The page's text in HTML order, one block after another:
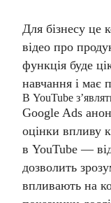
Для бізнесу це
відео про
функція буде
навчання і має
В YouTube
Google Ads
оцінки впливу
в YouTube —
дозволить
впливають на